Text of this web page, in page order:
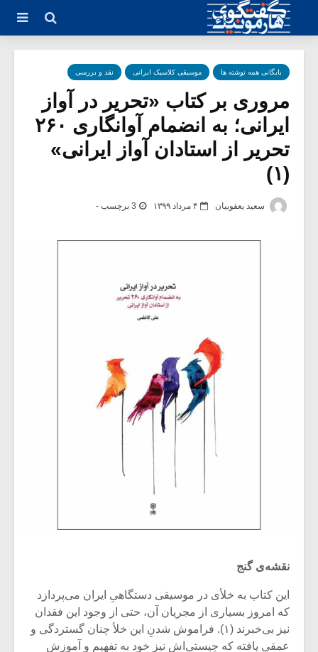
بایگانی همه نوشته ها موسیقی کلاسیک ایرانی نقد و بررسی
مروری بر کتاب «تحریر در آواز
ایرانی؛ به انضمام آوانگاری ۲۶۰
تحریر از استادان آواز ایرانی»
(۱)
سعید یعقوبیان ۴ مرداد ۱۳۹۹ 3 برچسب -
نقشه‌ی گنج
این کتاب به خلأی در موسیقی دستگاهیِ ایران می‌پردازد
که امروز بسیاری از مجریان آن، حتی از وجود این فقدان
نیز بی‌خبرند (۱). فراموش شدنِ این خلأ چنان گستردگی و
عمقی یافته که چیستی‌اش نیز خود به تفهیم و آموزش